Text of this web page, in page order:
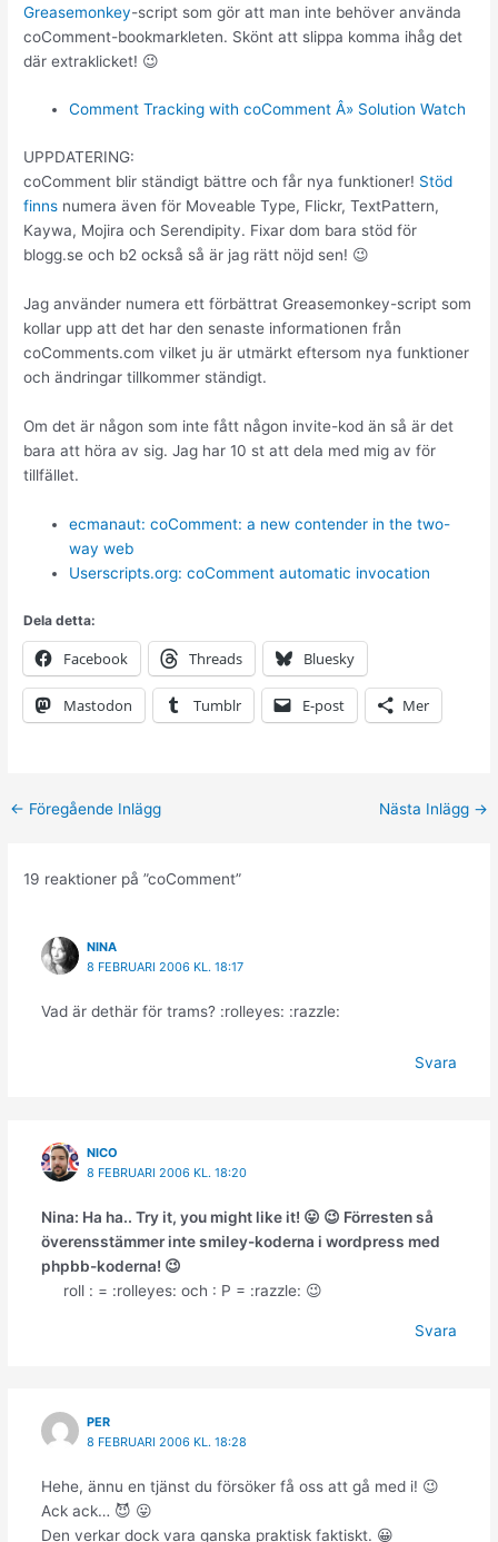
Greasemonkey-script som gör att man inte behöver använda
coComment-bookmarkleten. Skönt att slippa komma ihåg det
där extraklicket! 😉
Comment Tracking with coComment Â» Solution Watch
UPPDATERING:
coComment blir ständigt bättre och får nya funktioner! Stöd
finns numera även för Moveable Type, Flickr, TextPattern,
Kaywa, Mojira och Serendipity. Fixar dom bara stöd för
blogg.se och b2 också så är jag rätt nöjd sen! 😉
Jag använder numera ett förbättrat Greasemonkey-script som
kollar upp att det har den senaste informationen från
coComments.com vilket ju är utmärkt eftersom nya funktioner
och ändringar tillkommer ständigt.
Om det är någon som inte fått någon invite-kod än så är det
bara att höra av sig. Jag har 10 st att dela med mig av för
tillfället.
ecmanaut: coComment: a new contender in the two-
way web
Userscripts.org: coComment automatic invocation
Dela detta:
Facebook Threads Bluesky
Mastodon Tumblr E-post Mer
← Föregående Inlägg Nästa Inlägg →
19 reaktioner på ”coComment”
NINA
8 FEBRUARI 2006 KL. 18:17
Vad är dethär för trams? :rolleyes: :razzle:
Svara
NICO
8 FEBRUARI 2006 KL. 18:20
Nina: Ha ha.. Try it, you might like it! 😛 😉 Förresten så
överensstämmer inte smiley-koderna i wordpress med
phpbb-koderna! 😉
roll : = :rolleyes: och : P = :razzle: 😉
Svara
PER
8 FEBRUARI 2006 KL. 18:28
Hehe, ännu en tjänst du försöker få oss att gå med i! 😉
Ack ack… 😈 😛
Den verkar dock vara ganska praktisk faktiskt. 😀